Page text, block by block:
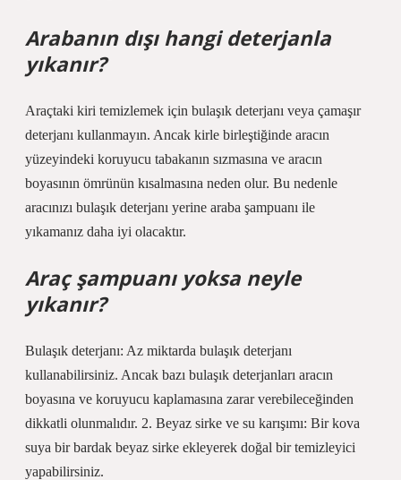
Arabanın dışı hangi deterjanla
yıkanır?
Araçtaki kiri temizlemek için bulaşık deterjanı veya çamaşır
deterjanı kullanmayın. Ancak kirle birleştiğinde aracın
yüzeyindeki koruyucu tabakanın sızmasına ve aracın
boyasının ömrünün kısalmasına neden olur. Bu nedenle
aracınızı bulaşık deterjanı yerine araba şampuanı ile
yıkamanız daha iyi olacaktır.
Araç şampuanı yoksa neyle
yıkanır?
Bulaşık deterjanı: Az miktarda bulaşık deterjanı
kullanabilirsiniz. Ancak bazı bulaşık deterjanları aracın
boyasına ve koruyucu kaplamasına zarar verebileceğinden
dikkatli olunmalıdır. 2. Beyaz sirke ve su karışımı: Bir kova
suya bir bardak beyaz sirke ekleyerek doğal bir temizleyici
yapabilirsiniz.